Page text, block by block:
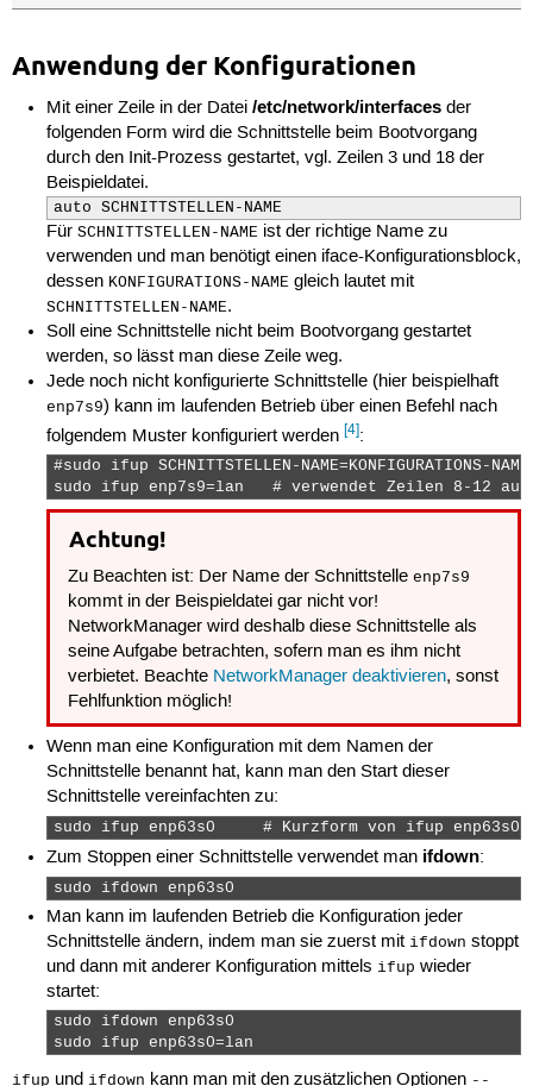
Anwendung der Konfigurationen
Mit einer Zeile in der Datei/etc/network/interfaces der
folgenden Form wird die Schnittstelle beim Bootvorgang
durch den Init-Prozess gestartet, vgl. Zeilen 3 und 18 der
Beispieldatei.
auto SCHNITTSTELLEN-NAME
FürSCHNITTSTELLEN-NAME ist der richtige Name zu
verwenden und man benötigt einen iface-Konfigurationsblock,
dessen KONFIGURATIONS-NAME gleich lautet mit
SCHNITTSTELLEN-NAME.
Soll eine Schnittstelle nicht beim Bootvorgang gestartet
werden, so lässt man diese Zeile weg.
Jede noch nicht konfigurierte Schnittstelle (hier beispielhaft
enp7s9) kann im laufenden Betrieb über einen Befehl nach
folgendem Muster konfiguriert werden[4]:
#sudo ifup SCHNITTSTELLEN-NAME=KONFIGURATIONS-NAME
sudo ifup enp7s9=lan   # verwendet Zeilen 8-12
Achtung!
Zu Beachten ist: Der Name der Schnittstelle enp7s9
kommt in der Beispieldatei gar nicht vor!
NetworkManager wird deshalb diese Schnittstelle als
seine Aufgabe betrachten, sofern man es ihm nicht
verbietet. Beachte NetworkManager deaktivieren, sonst
Fehlfunktion möglich!
Wenn man eine Konfiguration mit dem Namen der
Schnittstelle benannt hat, kann man den Start dieser
Schnittstelle vereinfachten zu:
sudo ifup enp63s0     # Kurzform von ifup
Zum Stoppen einer Schnittstelle verwendet man ifdown:
sudo ifdown enp63s0
Man kann im laufenden Betrieb die Konfiguration jeder
Schnittstelle ändern, indem man sie zuerst mit ifdown stoppt
und dann mit anderer Konfiguration mittels ifup wieder
startet:
sudo ifdown enp63s0
sudo ifup enp63s0=lan
ifup und ifdown kann man mit den zusätzlichen Optionen --